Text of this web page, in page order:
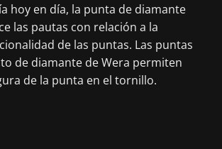
hoy en día, la punta de diamante
las pautas con relación a la
de las puntas. Las puntas
de diamante de Wera permiten
de la punta en el tornillo.